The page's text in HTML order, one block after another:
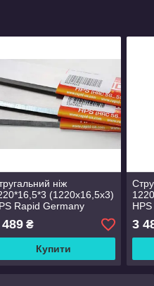
ніж
(1220х16,5х3)
Rapid Germany
₴
Купити
3